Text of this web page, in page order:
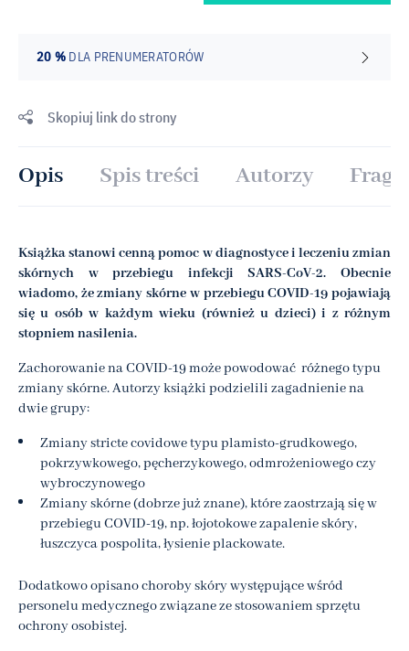
20 % DLA PRENUMERATORÓW
Skopiuj link do strony
Opis Spis treści Autorzy
Książka stanowi cenną pomoc w diagnostyce i leczeniu zmian
skórnych w przebiegu infekcji SARS-CoV-2. Obecnie
wiadomo, że zmiany skórne w przebiegu COVID-19 pojawiają
się u osób w każdym wieku (również u dzieci) i z różnym
stopniem nasilenia.
Zachorowanie na COVID-19 może powodować różnego typu
zmiany skórne. Autorzy książki podzielili zagadnienie na
dwie grupy:
Zmiany stricte covidowe typu plamisto-grudkowego,
pokrzywkowego, pęcherzykowego, odmrożeniowego czy
wybroczynowego
Zmiany skórne (dobrze już znane), które zaostrzają się w
przebiegu COVID-19, np. łojotokowe zapalenie skóry,
łuszczyca pospolita, łysienie plackowate.
Dodatkowo opisano choroby skóry występujące wśród
personelu medycznego związane ze stosowaniem sprzętu
ochrony osobistej.